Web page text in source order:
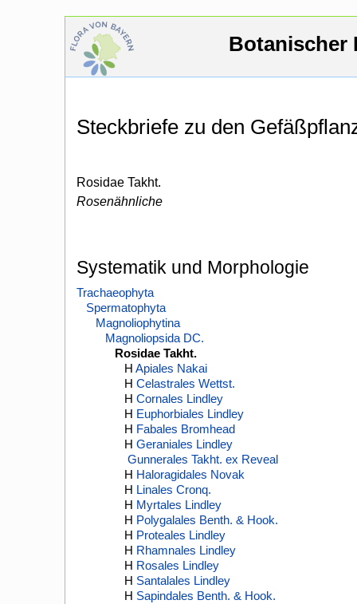
Botanischer
Steckbriefe zu den
Rosidae Takht.
Rosenähnliche
Systematik und Morphologie
Trachaeophyta
Spermatophyta
Magnoliophytina
Magnoliopsida DC.
Rosidae Takht.
H Apiales Nakai
H Celastrales Wettst.
H Cornales Lindley
H Euphorbiales Lindley
H Fabales Bromhead
H Geraniales Lindley
Gunnerales Takht. ex Reveal
H Haloragidales Novak
H Linales Cronq.
H Myrtales Lindley
H Polygalales Benth. & Hook.
H Proteales Lindley
H Rhamnales Lindley
H Rosales Lindley
H Santalales Lindley
H Sapindales Benth. & Hook.